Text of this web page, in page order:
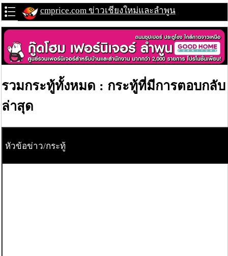
cmprice.com ข่าวเชียงใหม่และลำพูน
รวมกระทู้ทั้งหมด : กระทู้ที่มีการตอบกลับ
ล่าสุด
หัวข้อข่าว/กระทู้